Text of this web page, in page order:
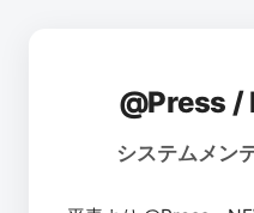
@Press /
システムメン